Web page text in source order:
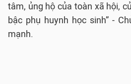
tâm, ủng hộ của toàn xã hội,
bậc phụ huynh học sinh” -
mạnh.